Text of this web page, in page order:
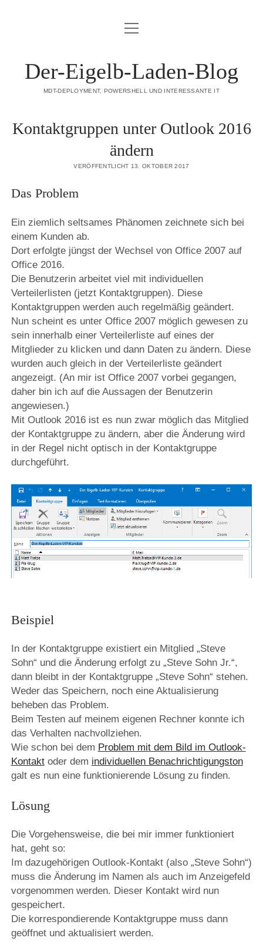
DATENSCHUTZERKLÄRUNG
Menü
öffnen
Der-Eigelb-Laden-Blog
MDT-DEPLOYMENT, POWERSHELL UND INTERESSANTE IT
Kontaktgruppen unter Outlook 2016
ändern
VERÖFFENTLICHT 13. OKTOBER 2017
Das Problem
Ein ziemlich seltsames Phänomen zeichnete sich bei
einem Kunden ab.
Dort erfolgte jüngst der Wechsel von Office 2007 auf
Office 2016.
Die Benutzerin arbeitet viel mit individuellen
Verteilerlisten (jetzt Kontaktgruppen). Diese
Kontaktgruppen werden auch regelmäßig geändert.
Nun scheint es unter Office 2007 möglich gewesen zu
sein innerhalb einer Verteilerliste auf eines der
Mitglieder zu klicken und dann Daten zu ändern. Diese
wurden auch gleich in der Verteilerliste geändert
angezeigt. (An mir ist Office 2007 vorbei gegangen,
daher bin ich auf die Aussagen der Benutzerin
angewiesen.)
Mit Outlook 2016 ist es nun zwar möglich das Mitglied
der Kontaktgruppe zu ändern, aber die Änderung wird
in der Regel nicht optisch in der Kontaktgruppe
durchgeführt.
Beispiel
In der Kontaktgruppe existiert ein Mitglied „Steve
Sohn“ und die Änderung erfolgt zu „Steve Sohn Jr.“,
dann bleibt in der Kontaktgruppe „Steve Sohn“ stehen.
Weder das Speichern, noch eine Aktualisierung
beheben das Problem.
Beim Testen auf meinem eigenen Rechner konnte ich
das Verhalten nachvollziehen.
Wie schon bei dem Problem mit dem Bild im Outlook-
Kontaktoder dem individuellen Benachrichtigungston
galt es nun eine funktionierende Lösung zu finden.
Lösung
Die Vorgehensweise, die bei mir immer funktioniert
hat, geht so:
Im dazugehörigen Outlook-Kontakt (also „Steve Sohn“)
muss die Änderung im Namen als auch im Anzeigefeld
vorgenommen werden. Dieser Kontakt wird nun
gespeichert.
Die korrespondierende Kontaktgruppe muss dann
geöffnet und aktualisiert werden.